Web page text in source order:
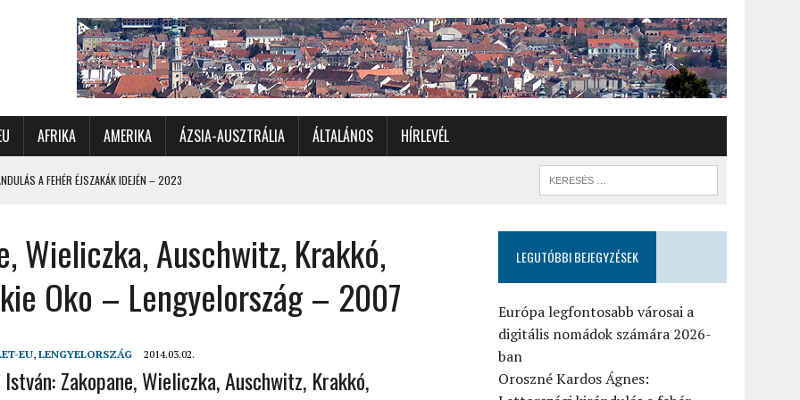
AFRIKA AMERIKA ÁZSIA-AUSZTRÁLIA ÁLTALÁNOS HÍRLEVÉL
A FEHÉR ÉJSZAKÁK IDEJÉN – 2023
CSALÁDI AUTÓZÁS A SARKKÖRÖN TÚLRA – 2001
IS ÜNNEPLŐBEN
GYERGYÓI RÁADÁSSAL – 2022
– 2017
SZLOVÉNIA, AUSZTRIA – 2021
Wieliczka, Auschwitz, Krakkó,
Oko – Lengyelország – 2007
EU, LENGYELORSZÁG 2014.03.02.
István: Zakopane, Wieliczka, Auschwitz, Krakkó,
LEGUTÓBBI BEJEGYZÉSEK
Európa legfontosabb városai a
digitális nomádok számára 2026-
ban
Oroszné Kardos Ágnes: